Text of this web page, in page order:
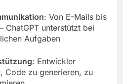
: Von E-Mails bis
ChatGPT unterstützt bei
Aufgaben
: Entwickler
Code zu generieren, zu